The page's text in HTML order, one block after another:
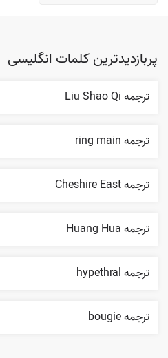
پربازدیدترین کلمات انگلیسی
ترجمه Liu Shao Qi
ترجمه ring main
ترجمه Cheshire East
ترجمه Huang Hua
ترجمه hypethral
ترجمه bougie